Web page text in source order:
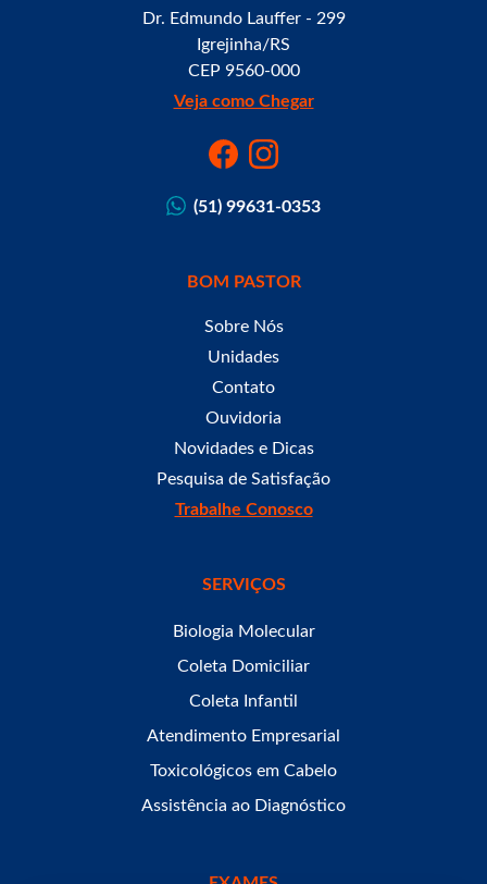
Dr. Edmundo Lauffer - 299
Igrejinha/RS
CEP 9560-000
Veja como Chegar
(51) 99631-0353
BOM PASTOR
Sobre Nós
Unidades
Contato
Ouvidoria
Novidades e Dicas
Pesquisa de Satisfação
Trabalhe Conosco
SERVIÇOS
Biologia Molecular
Coleta Domiciliar
Coleta Infantil
Atendimento Empresarial
Toxicológicos em Cabelo
Assistência ao Diagnóstico